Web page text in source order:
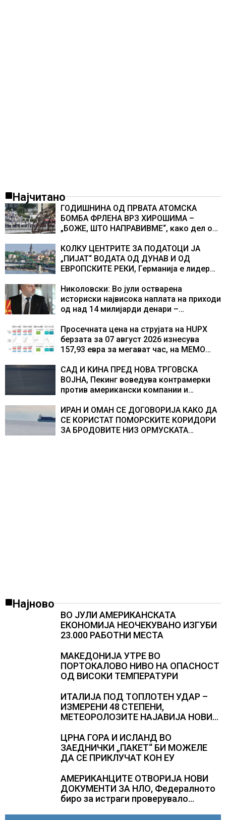
Најчитано
ГОДИШНИНА ОД ПРВАТА АТОМСКА
БОМБА ФРЛЕНА ВРЗ ХИРОШИМА –
„БОЖЕ, ШТО НАПРАВИВМЕ“, како дел од
учесниците во бомбардирањето го
доживуваа овој настан што го промени
текот на историјата
КОЛКУ ЦЕНТРИТЕ ЗА ПОДАТОЦИ ЈА
„ПИЈАТ“ ВОДАТА ОД ДУНАВ И ОД
ЕВРОПСКИТЕ РЕКИ, Германија е лидер
центри за податоци
Николовски: Во јули остварена
историски највисока наплата на приходи
од над 14 милијарди денари –
резултати
Просечната цена на струјата на HUPX
берзата за 07 август 2026 изнесува
157,93 евра за мегават час, на МЕМО
САД И КИНА ПРЕД НОВА ТРГОВСКА
ВОЈНА, Пекинг воведува контрамерки
против американски компании и
ИРАН И ОМАН СЕ ДОГОВОРИЈА КАКО ДА
СЕ КОРИСТАТ ПОМОРСКИТЕ КОРИДОРИ
ЗА БРОДОВИТЕ НИЗ ОРМУСКАТА
Најново
ВО ЈУЛИ АМЕРИКАНСКАТА
ЕКОНОМИЈА НЕОЧЕКУВАНО ИЗГУБИ
23.000 РАБОТНИ МЕСТА
МАКЕДОНИЈА УТРЕ ВО
ПОРТОКАЛОВО НИВО НА ОПАСНОСТ
ОД ВИСОКИ ТЕМПЕРАТУРИ
ИТАЛИЈА ПОД ТОПЛОТЕН УДАР –
ИЗМЕРЕНИ 48 СТЕПЕНИ,
МЕТЕОРОЛОЗИТЕ НАЈАВИЈА НОВИ
АВГУСТ
ЦРНА ГОРА И ИСЛАНД ВО
ЗАЕДНИЧКИ „ПАКЕТ“ БИ МОЖЕЛЕ
ДА СЕ ПРИКЛУЧАТ КОН ЕУ
АМЕРИКАНЦИТЕ ОТВОРИЈА НОВИ
ДОКУМЕНТИ ЗА НЛО, Федералното
биро за истраги проверувало